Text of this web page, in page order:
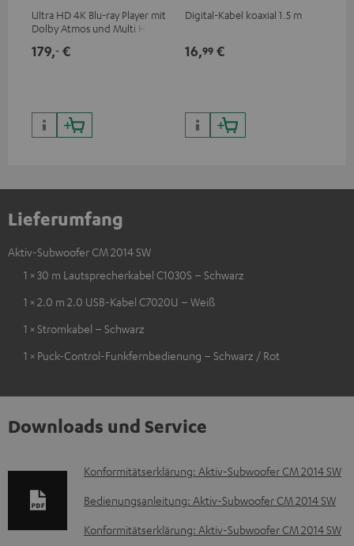
Ultra HD 4K Blu-ray Player mit
Dolby Atmos und Multi HDR-
HDR10+ für eine überragende
179,‐ €
Digital-Kabel koaxial 1.5 m
16,99 €
Lieferumfang
Aktiv-Subwoofer CM 2014 SW
1 × 30 m Lautsprecherkabel C1030S – Schwarz
1 × 2.0 m 2.0 USB-Kabel C7020U – Weiß
1 × Stromkabel – Schwarz
1 × Puck-Control-Funkfernbedienung – Schwarz / Rot
Downloads und Service
D
o
Konformitätserklärung: Aktiv-Subwoofer CM 2014 SW
Bedienungsanleitung: Aktiv-Subwoofer CM 2014 SW
Konformitätserklärung: Aktiv-Subwoofer CM 2014 SW